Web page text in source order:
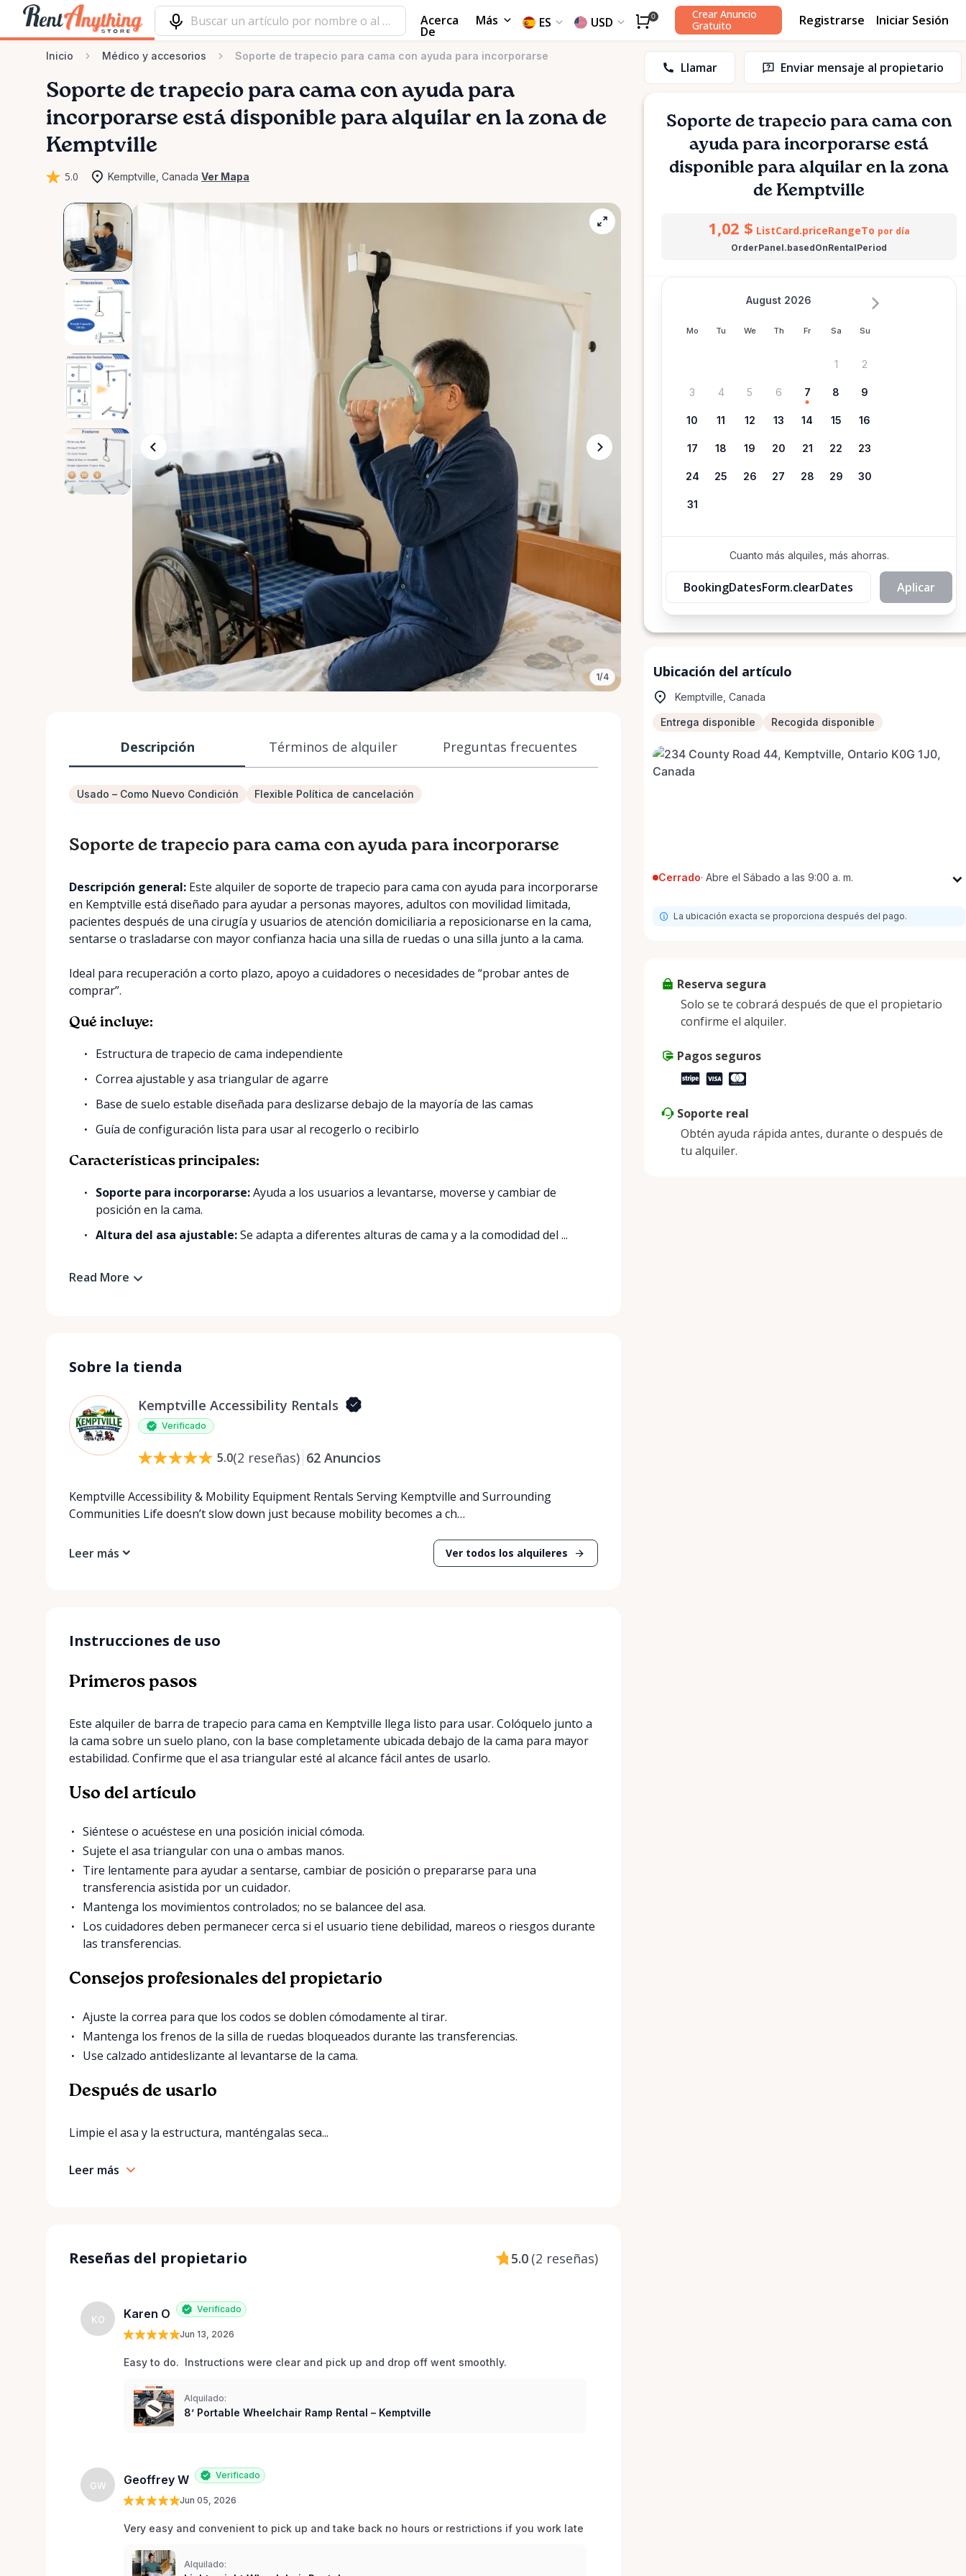
Acerca
De
Más ES USD 0
Crear Anuncio
Gratuito
Registrarse Iniciar Sesión
Inicio Médico y accesorios Soporte de trapecio para cama con ayuda para incorporarse
Soporte de trapecio para cama con ayuda para
incorporarse está disponible para alquilar en la zona de
Kemptville
5.0 Kemptville, Canada Ver Mapa
1/4
Descripción Términos de alquiler Preguntas frecuentes
Usado – Como Nuevo Condición Flexible Política de cancelación
Soporte de trapecio para cama con ayuda para incorporarse
Descripción general: Este alquiler de soporte de trapecio para cama con ayuda para incorporarse
en Kemptville está diseñado para ayudar a personas mayores, adultos con movilidad limitada,
pacientes después de una cirugía y usuarios de atención domiciliaria a reposicionarse en la cama,
sentarse o trasladarse con mayor confianza hacia una silla de ruedas o una silla junto a la cama.
Ideal para recuperación a corto plazo, apoyo a cuidadores o necesidades de “probar antes de
comprar”.
Qué incluye:
Estructura de trapecio de cama independiente
Correa ajustable y asa triangular de agarre
Base de suelo estable diseñada para deslizarse debajo de la mayoría de las camas
Guía de configuración lista para usar al recogerlo o recibirlo
Características principales:
Soporte para incorporarse:Ayuda a los usuarios a levantarse, moverse y cambiar de
posición en la cama.
Altura del asa ajustable:Se adapta a diferentes alturas de cama y a la comodidad del ...
Read More
Sobre la tienda
Kemptville Accessibility Rentals
Verificado
5.0(2 reseñas) 62 Anuncios
Kemptville Accessibility & Mobility Equipment Rentals Serving Kemptville and Surrounding
Communities Life doesn’t slow down just because mobility becomes a ch…
Leer más Ver todos los alquileres
Instrucciones de uso
Primeros pasos
Este alquiler de barra de trapecio para cama en Kemptville llega listo para usar. Colóquelo junto a
la cama sobre un suelo plano, con la base completamente ubicada debajo de la cama para mayor
estabilidad. Confirme que el asa triangular esté al alcance fácil antes de usarlo.
Uso del artículo
Siéntese o acuéstese en una posición inicial cómoda.
Sujete el asa triangular con una o ambas manos.
Tire lentamente para ayudar a sentarse, cambiar de posición o prepararse para una
transferencia asistida por un cuidador.
Mantenga los movimientos controlados; no se balancee del asa.
Los cuidadores deben permanecer cerca si el usuario tiene debilidad, mareos o riesgos durante
las transferencias.
Consejos profesionales del propietario
Ajuste la correa para que los codos se doblen cómodamente al tirar.
Mantenga los frenos de la silla de ruedas bloqueados durante las transferencias.
Use calzado antideslizante al levantarse de la cama.
Después de usarlo
Limpie el asa y la estructura, manténgalas seca...
Leer más
Reseñas del propietario 5.0 (2 reseñas)
KO Karen O Verificado
Jun 13, 2026
Easy to do.  Instructions were clear and pick up and drop off went smoothly.
Alquilado:
8’ Portable Wheelchair Ramp Rental – Kemptville
GW Geoffrey W Verificado
Jun 05, 2026
Very easy and convenient to pick up and take back no hours or restrictions if you work late
Alquilado:
Llamar Enviar mensaje al propietario
Soporte de trapecio para cama con
ayuda para incorporarse está
disponible para alquilar en la zona
de Kemptville
1,02 $ ListCard.priceRangeTo por día
OrderPanel.basedOnRentalPeriod
Mo Tu We Th Fr Sa Su
August 2026
1 2
3 4 5 6 7 8 9
10 11 12 13 14 15 16
17 18 19 20 21 22 23
24 25 26 27 28 29 30
31
Cuanto más alquiles, más ahorras.
BookingDatesForm.clearDates Aplicar
Ubicación del artículo
Kemptville, Canada
Entrega disponible Recogida disponible
Cerrado· Abre el Sábado a las 9:00 a. m.
Martes
9:00 a. m. - 8:00 p. m.
Viernes
Sábado
9:00 a. m. - 8:00 p. m.
Domingo
La ubicación exacta se proporciona después del pago.
Reserva segura
Solo se te cobrará después de que el propietario
confirme el alquiler.
Pagos seguros
Soporte real
Obtén ayuda rápida antes, durante o después de
tu alquiler.